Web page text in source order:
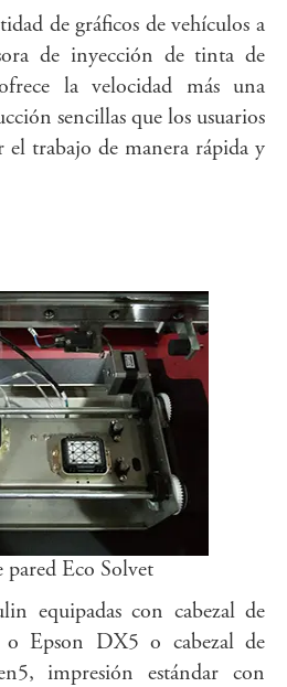
de gráficos de vehículos a
de inyección de tinta de
la velocidad más una
sencillas que los usuarios
el trabajo de manera rápida y
pared Eco Solvet
equipadas con cabezal de
o Epson DX5 o cabezal de
impresión estándar con